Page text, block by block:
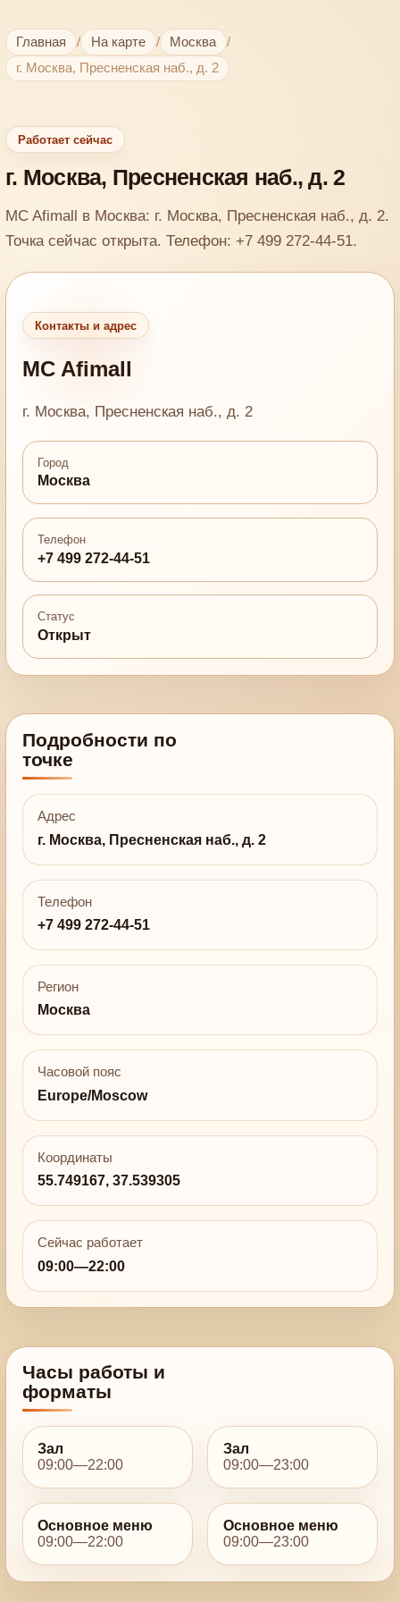
Главная / На карте / Москва
/
г. Москва, Пресненская наб., д. 2
Работает сейчас
г. Москва, Пресненская наб., д. 2
MC Afimall в Москва: г. Москва, Пресненская наб., д. 2.
Точка сейчас открыта. Телефон: +7 499 272-44-51.
Контакты и адрес
MC Afimall
г. Москва, Пресненская наб., д. 2
Город
Москва
Телефон
+7 499 272-44-51
Статус
Открыт
Подробности по
точке
Адрес
г. Москва, Пресненская наб., д. 2
Телефон
+7 499 272-44-51
Регион
Москва
Часовой пояс
Europe/Moscow
Координаты
55.749167, 37.539305
Сейчас работает
09:00—22:00
Часы работы и
форматы
Зал
09:00—22:00
Зал
09:00—23:00
Основное меню
09:00—22:00
Основное меню
09:00—23:00